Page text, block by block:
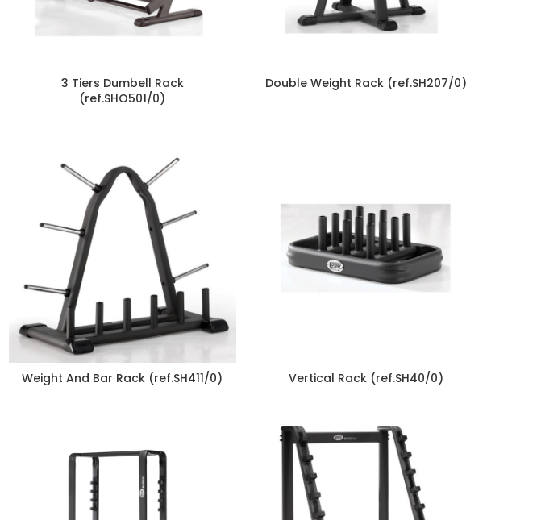
3 Tiers Dumbell Rack
(ref.SHO501/0)
Double Weight Rack (ref.SH207/0)
Weight And Bar Rack (ref.SH411/0) Vertical Rack (ref.SH40/0)